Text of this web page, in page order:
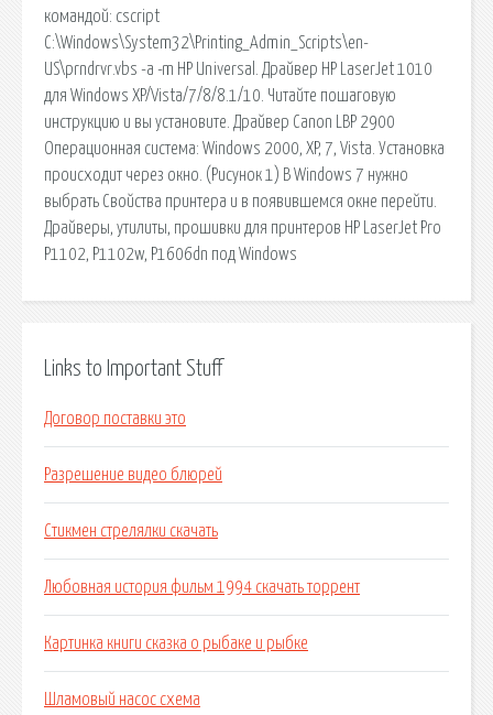
командой: cscript
C:\Windows\System32\Printing_Admin_Scripts\en-
US\prndrvr.vbs -a -m HP Universal. Драйвер HP LaserJet 1010
для Windows XP/Vista/7/8/8.1/10. Читайте пошаговую
инструкцию и вы установите. Драйвер Canon LBP 2900
Операционная система: Windows 2000, XP, 7, Vista. Установка
происходит через окно. (Рисунок 1) В Windows 7 нужно
выбрать Свойства принтера и в появившемся окне перейти.
Драйверы, утилиты, прошивки для принтеров HP LaserJet Pro
P1102, P1102w, P1606dn под Windows
Links to Important Stuff
Договор поставки это
Разрешение видео блюрей
Стикмен стрелялки скачать
Любовная история фильм 1994 скачать торрент
Картинка книги сказка о рыбаке и рыбке
Шламовый насос схема